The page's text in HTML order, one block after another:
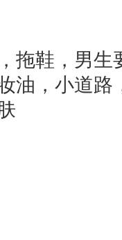
拖鞋，男生
油，小道路